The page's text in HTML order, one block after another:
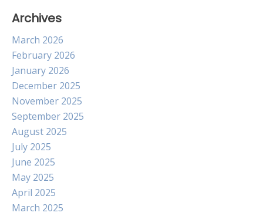
Archives
March 2026
February 2026
January 2026
December 2025
November 2025
September 2025
August 2025
July 2025
June 2025
May 2025
April 2025
March 2025